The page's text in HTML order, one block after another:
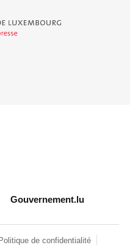
de Luxembourg - Service
Gouvernement.lu
Politique de confidentialité